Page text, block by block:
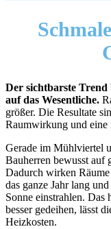
Der sichtbarste Trend
auf das Wesentliche.
größer. Die Resultate
Raumwirkung und eine
Gerade im Mühlviertel
Bauherren bewusst auf
Dadurch wirken
das ganze Jahr lang
Sonne einstrahlen. Das
besser gedeihen, lässt
Heizkosten.